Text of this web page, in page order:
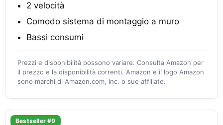
2 velocità
Comodo sistema di montaggio a muro
Bassi consumi
Prezzi e disponibilità possono variare. Consulta Amazon per
il prezzo e la disponibilità correnti. Amazon e il logo Amazon
sono marchi di Amazon.com, Inc. o sue affiliate.
Bestseller #9